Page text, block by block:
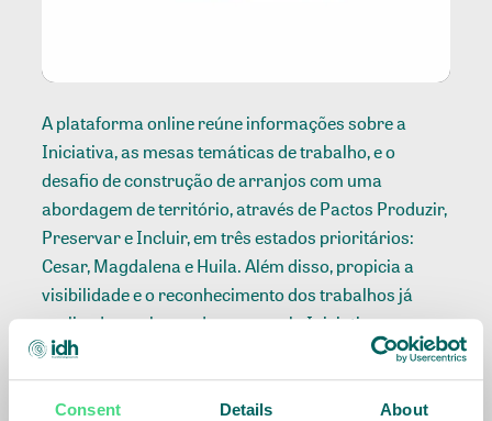
Consent Details About
A plataforma online reúne informações sobre a
Iniciativa, as mesas temáticas de trabalho, e o
desafio de construção de arranjos com uma
abordagem de território, através de Pactos Produzir,
Preservar e Incluir, em três estados prioritários:
Cesar, Magdalena e Huila. Além disso, propicia a
visibilidade e o reconhecimento dos trabalhos já
realizados ao longo dos anos pela Iniciativa
AgroColombia Produtiva e Sustentável.
O objetivo é conectar atores públicos, privados e da